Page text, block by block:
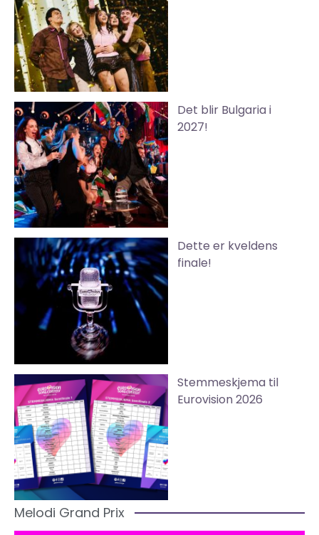
Det blir Bulgaria i
2027!
Dette er kveldens
finale!
Stemmeskjema til
Eurovision 2026
Melodi Grand Prix